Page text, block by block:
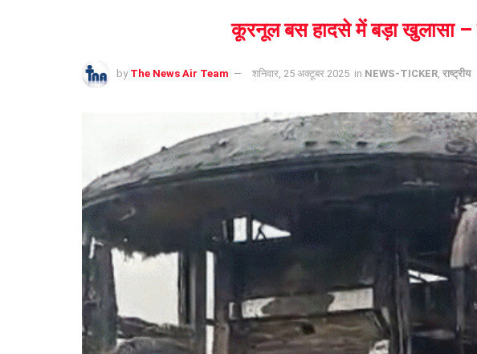
कूरनूल बस हादसे में बड़ा खुलासा –
by The News Air Team शनिवार, 25 अक्टूबर 2025 in NEWS-TICKER राष्ट्रीय